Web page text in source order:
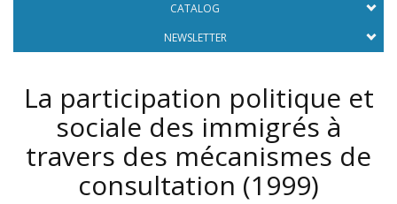
CATALOG
NEWSLETTER
La participation politique et
sociale des immigrés à
travers des mécanismes de
consultation (1999)